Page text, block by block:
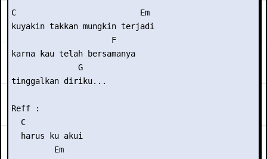
C                          Em
kuyakin takkan mungkin terjadi
                     F
karna kau telah bersamanya
              G
tinggalkan diriku...
Reff :
  C
  harus ku akui
         Em